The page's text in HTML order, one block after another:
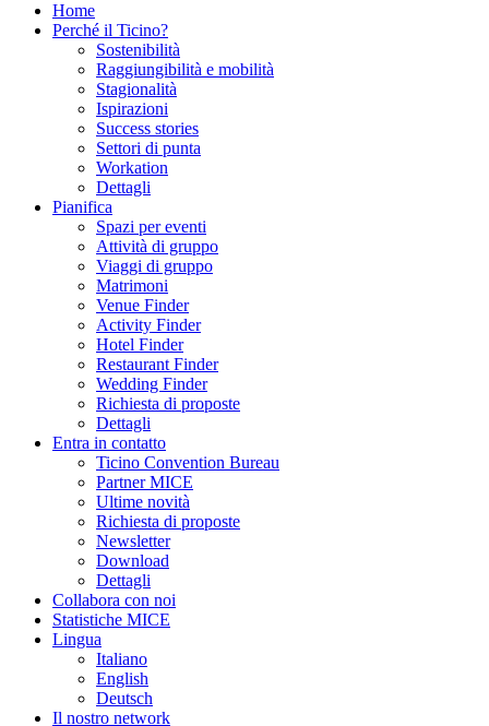
Home
Perché il Ticino?
Sostenibilità
Raggiungibilità e mobilità
Stagionalità
Ispirazioni
Success stories
Settori di punta
Workation
Dettagli
Pianifica
Spazi per eventi
Attività di gruppo
Viaggi di gruppo
Matrimoni
Venue Finder
Activity Finder
Hotel Finder
Restaurant Finder
Wedding Finder
Richiesta di proposte
Dettagli
Entra in contatto
Ticino Convention Bureau
Partner MICE
Ultime novità
Richiesta di proposte
Newsletter
Download
Dettagli
Collabora con noi
Statistiche MICE
Lingua
Italiano
English
Deutsch
Il nostro network